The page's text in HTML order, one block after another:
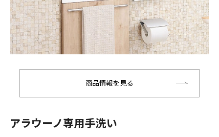
商品情報を見る
アラウーノ専用手洗い